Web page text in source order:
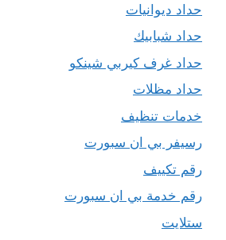
حداد ديوانيات
حداد شبابيك
حداد غرف كيربي شينكو
حداد مظلات
خدمات تنظيف
رسيفر بي ان سبورت
رقم تكييف
رقم خدمة بي ان سبورت
ستلايت